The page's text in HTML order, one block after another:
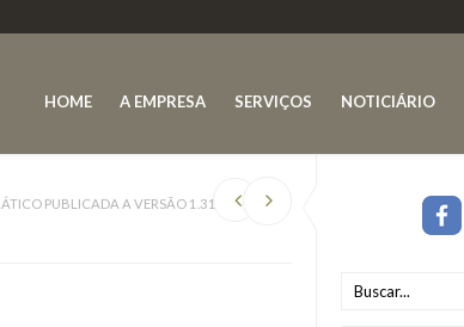
HOME A EMPRESA SERVIÇOS NOTICIÁRIO
PUBLICADA A VERSÃO 1.31